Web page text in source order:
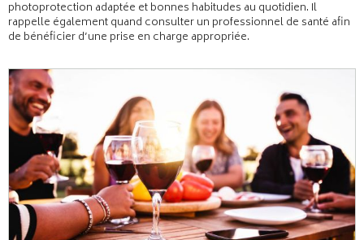
photoprotection adaptée et bonnes habitudes au quotidien. Il
rappelle également quand consulter un professionnel de santé afin
de bénéficier d’une prise en charge appropriée.